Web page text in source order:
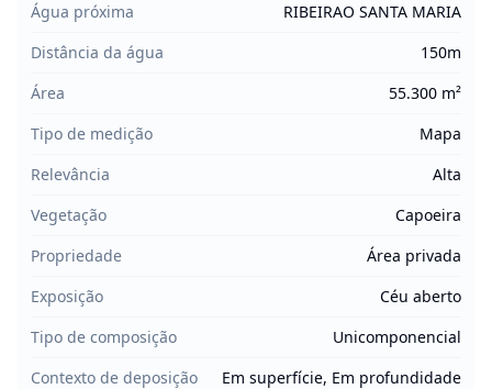
Água próxima
RIBEIRAO SANTA MARIA
Distância da água
150m
Área
55.300 m²
Tipo de medição
Mapa
Relevância
Alta
Vegetação
Capoeira
Propriedade
Área privada
Exposição
Céu aberto
Tipo de composição
Unicomponencial
Contexto de deposição
Em superfície, Em profundidade